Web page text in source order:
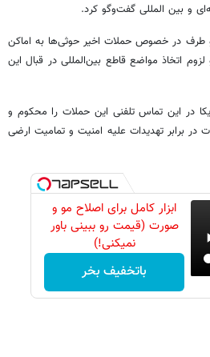
و بین المللی گفت‌وگو کرد.
طرف در خصوص حملات اخیر حوثی‌ها به اماکن
اتخاذ مواضع قاطع بین‌المللی در قبال این
در این تماس تلفنی این حملات را محکوم و
در برابر تهدیدات علیه امنیت و تمامیت ارضی
ابزار کامل برای اصلاح مو و
صورت (قیمت رو ببینی باور
نمیکنی!)
باتخفیف بخر